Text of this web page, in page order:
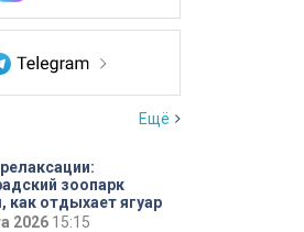
Ещё
зоопарк
как отдыхает ягуар
2026 15:15